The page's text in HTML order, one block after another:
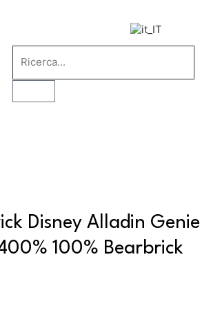
Disney Alladin Genie
100% Bearbrick